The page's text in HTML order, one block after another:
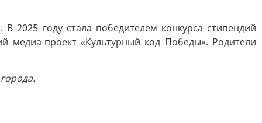
году стала победителем конкурса стипендий
медиа-проект «Культурный код Победы». Родители